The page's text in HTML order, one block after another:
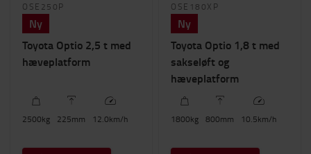
OSE250P
Ny
Toyota Optio 2,5 t med
hæveplatform
2500kg 225mm 12.0km/h
OSE180XP
Ny
Toyota Optio 1,8 t med
sakseløft og
hæveplatform
1800kg 800mm 10.5km/h